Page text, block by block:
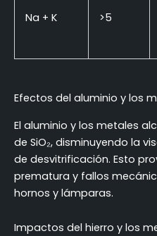
Na + K >5
Efectos del aluminio y los
El aluminio y los metales
de SiO₂, disminuyendo la
de desvitrificación. Esto
prematura y fallos
hornos y lámparas.
Impactos del hierro y los